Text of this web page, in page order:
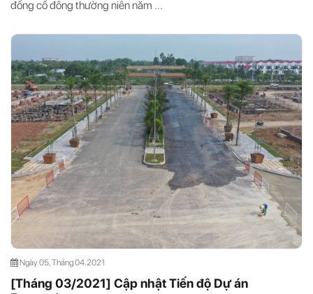
đồng cổ đông thường niên năm ...
Ngày 05, Tháng 04.2021
[Tháng 03/2021] Cập nhật Tiến độ Dự án